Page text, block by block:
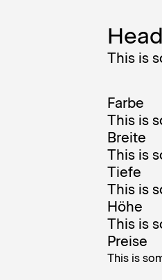
This is
Farbe
This is
Breite
This is
Tiefe
This is
Höhe
This is
Preise
This is